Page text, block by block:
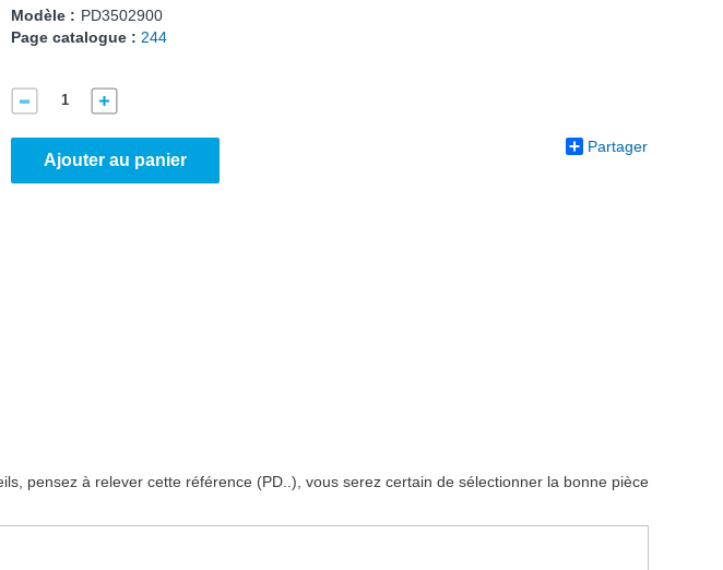
Modèle : PD3502900
Page catalogue : 244
Ajouter au panier
Partager
pensez à relever cette référence (PD..), vous serez certain de sélectionner la bonne pièce